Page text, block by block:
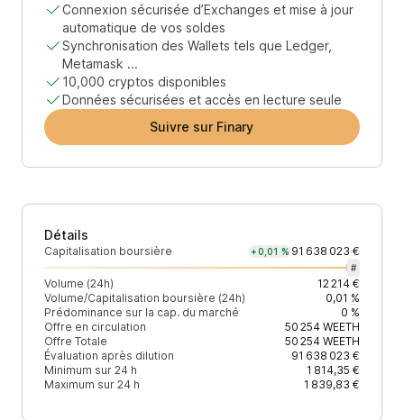
Connexion sécurisée d’Exchanges et mise à jour
automatique de vos soldes
Synchronisation des Wallets tels que Ledger,
Metamask ...
10,000 cryptos disponibles
Données sécurisées et accès en lecture seule
Suivre sur Finary
Détails
Capitalisation boursière +0,01 % 91 638 023 €
#
Volume (24h)
12 214 €
Volume/Capitalisation boursière (24h)
0,01 %
Prédominance sur la cap. du marché
0 %
Offre en circulation
50 254WEETH
Offre Totale
50 254WEETH
Évaluation après dilution
91 638 023 €
Minimum sur 24 h
1 814,35 €
Maximum sur 24 h
1 839,83 €